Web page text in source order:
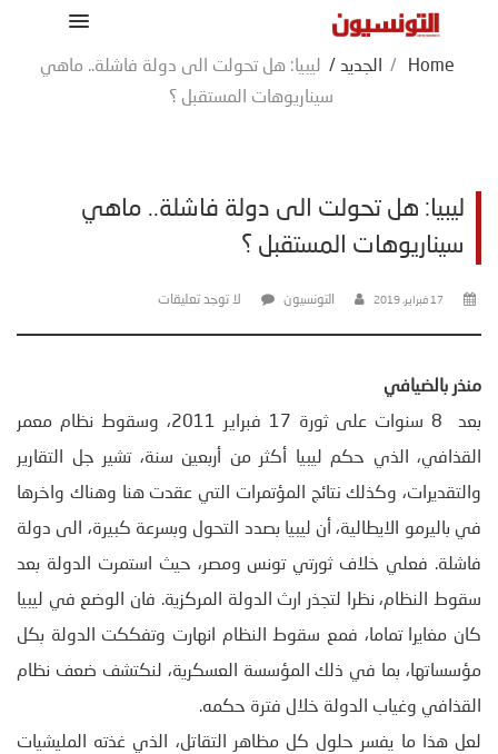
Home
/ الجديد /
ليبيا: هل تحولت الى دولة فاشلة.. ماهي
سيناريوهات المستقبل ؟
ليبيا: هل تحولت الى دولة فاشلة.. ماهي
سيناريوهات المستقبل ؟
17 فبراير، 2019 التونسيون لا توجد تعليقات
منذر بالضيافي
بعد 8 سنوات على ثورة 17 فبراير 2011، وسقوط نظام معمر
القذافي، الذي حكم ليبيا أكثر من أربعين سنة، تشير جل التقارير
والتقديرات، وكذلك نتائج المؤتمرات التي عقدت هنا وهناك واخرها
في باليرمو الايطالية، أن ليبيا بصدد التحول وبسرعة كبيرة، الى دولة
فاشلة. فعلي خلاف ثورتي تونس ومصر، حيث استمرت الدولة بعد
سقوط النظام، نظرا لتجذر ارث الدولة المركزية. فان الوضع في ليبيا
كان مغايرا تماما، فمع سقوط النظام انهارت وتفككت الدولة بكل
مؤسساتها، بما في ذلك المؤسسة العسكرية، لنكتشف ضعف نظام
القذافي وغياب الدولة خلال فترة حكمه.
لعل هذا ما يفسر حلول كل مظاهر التقاتل، الذي غذته المليشيات